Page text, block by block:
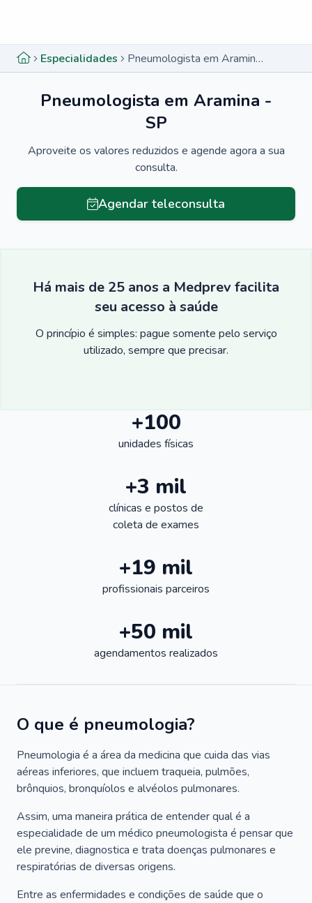
Especialidades Pneumologista em Aramina - SP
Pneumologista em Aramina -
SP
Aproveite os valores reduzidos e agende agora a sua
consulta.
Agendar teleconsulta
Há mais de 25 anos a Medprev facilita
seu acesso à saúde
O princípio é simples: pague somente pelo serviço
utilizado, sempre que precisar.
+100
unidades físicas
+3 mil
clínicas e postos de
coleta de exames
+19 mil
profissionais parceiros
+50 mil
agendamentos realizados
O que é pneumologia?
Pneumologia é a área da medicina que cuida das vias
aéreas inferiores, que incluem traqueia, pulmões,
brônquios, bronquíolos e alvéolos pulmonares.
Assim, uma maneira prática de entender qual é a
especialidade de um médico pneumologista é pensar que
ele previne, diagnostica e trata doenças pulmonares e
respiratórias de diversas origens.
Entre as enfermidades e condições de saúde que o